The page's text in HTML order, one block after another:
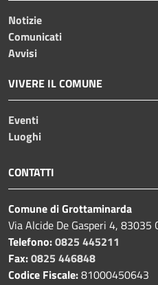
Notizie
Comunicati
Avvisi
VIVERE IL COMUNE
Eventi
Luoghi
CONTATTI
Comune di Grottaminarda
Via Alcide De Gasperi 4, 83035
Telefono:0825 445211
Fax:0825 446848
Codice Fiscale:81000450643